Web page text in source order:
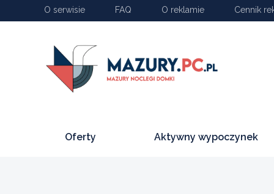
O serwisie FAQ O reklamie Cennik
Oferty Aktywny wypoczynek